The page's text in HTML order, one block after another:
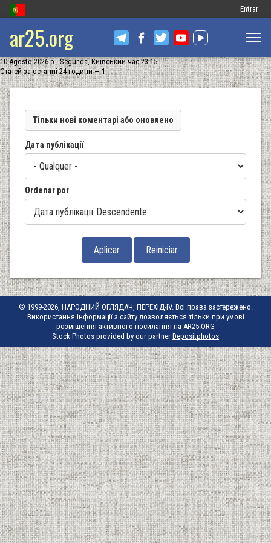
Меню
запису
Entrar
ar25.org
10 Agosto 2026 р., Segunda, Київський час 23:15
Статей за останні 24 години — 1
Тільки нові коментарі або оновлено
Дата публікації
Ordenar por
© 1999-2026, НАРОДНИЙ ОГЛЯДАЧ, ПЕРЕХІД-IV. Всі права застережено.
Використання інформації з сайту дозволяється тільки при умові
розміщення активного посилання на AR25.ORG
Stock Photos provided by our partner Depositphotos